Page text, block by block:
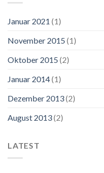
Januar 2021 (1)
November 2015 (1)
Oktober 2015 (2)
Januar 2014(1)
Dezember 2013(2)
August 2013(2)
LATEST